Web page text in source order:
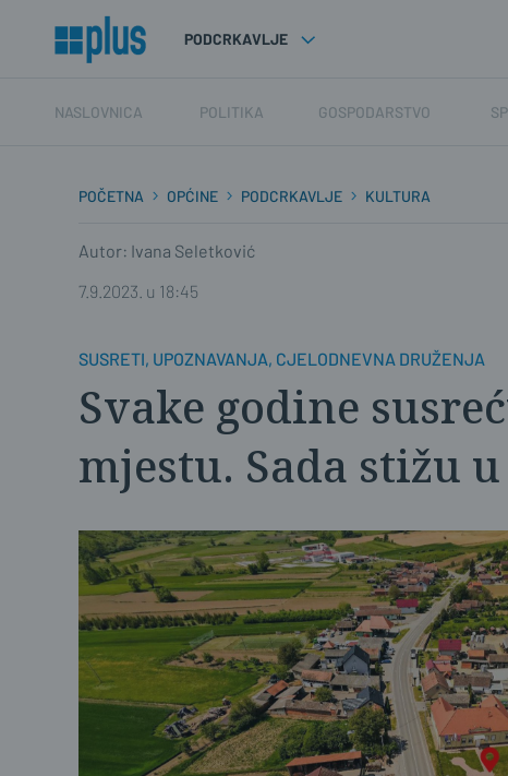
PODCRKAVLJE
NASLOVNICA POLITIKA GOSPODARSTVO
POČETNA OPĆINE PODCRKAVLJE KULTURA
Autor: Ivana Seletković
7.9.2023. u 18:45
SUSRETI, UPOZNAVANJA, CJELODNEVNA DRUŽENJA
Svake godine
mjestu. Sada stižu